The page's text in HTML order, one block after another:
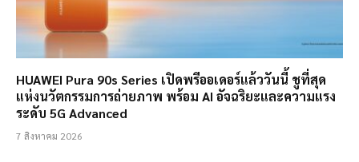
HUAWEI Pura 90s Series เปิดพรีออเดอร์แล้ววันนี้ ชูที่สุด
แห่งนวัตกรรมการถ่ายภาพ พร้อม AI อัจฉริยะและความแรง
ระดับ 5G Advanced
7 สิงหาคม 2026